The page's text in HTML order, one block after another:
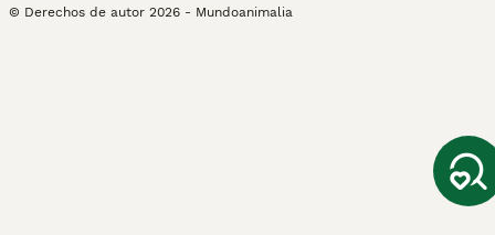
© Derechos de autor 2026 - Mundoanimalia